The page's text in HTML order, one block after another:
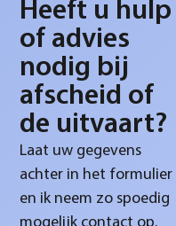
Heeft u hulp
of advies
nodig bij
afscheid of
de uitvaart?
Laat uw gegevens
achter in het formulier
en ik neem zo spoedig